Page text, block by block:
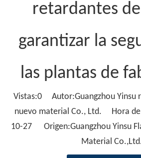
retardantes
garantizar la
las plantas de
Vistas:0 Autor:Guangzhou Yinsu
nuevo material Co., Ltd. Hora de
10-27 Origen:Guangzhou Yinsu
Material